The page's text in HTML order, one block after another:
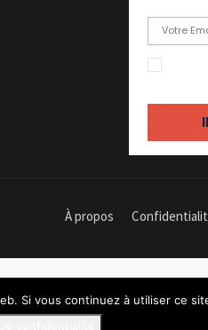
À propos
Si vous continuez à utiliser ce